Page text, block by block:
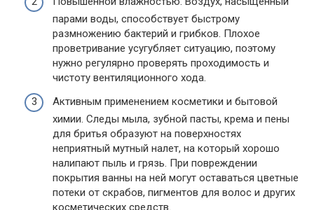
парами воды, способствует быстрому
размножению бактерий и грибков. Плохое
проветривание усугубляет ситуацию, поэтому
нужно регулярно проверять проходимость и
чистоту вентиляционного хода.
Активным применением косметики и бытовой
химии. Следы мыла, зубной пасты, крема и пены
для бритья образуют на поверхностях
неприятный мутный налет, на который хорошо
налипают пыль и грязь. При повреждении
покрытия ванны на ней могут оставаться цветные
потеки от скрабов, пигментов для волос и других
косметических средств.